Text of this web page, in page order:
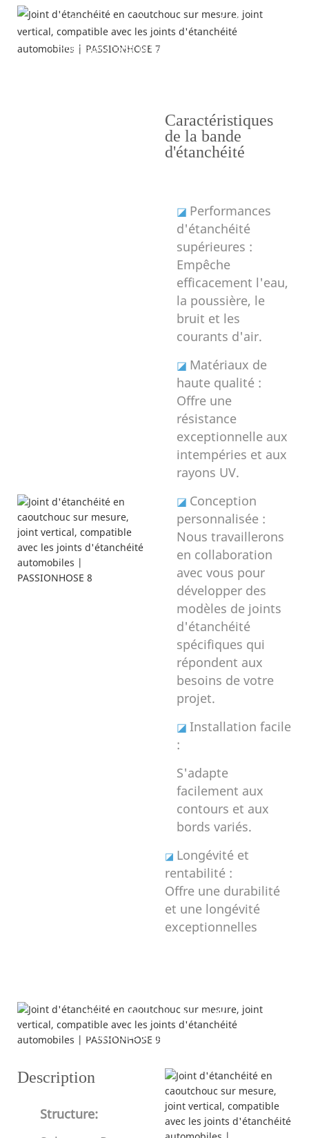
Caractéristiques du produit
---Pourquoi choisir la bande d'étanchéité ?---
Caractéristiques
de la bande
d'étanchéité
◪ Performances
d'étanchéité
supérieures :
Empêche
efficacement l'eau,
la poussière, le
bruit et les
courants d'air.
◪ Matériaux de
haute qualité :
Offre une
résistance
exceptionnelle aux
intempéries et aux
rayons UV.
◪ Conception
personnalisée :
Nous travaillerons
en collaboration
avec vous pour
développer des
modèles de joints
d'étanchéité
spécifiques qui
répondent aux
besoins de votre
projet.
◪ Installation facile
:
S'adapte
facilement aux
contours et aux
bords variés.
◪ Longévité et
rentabilité :
Offre une durabilité
et une longévité
exceptionnelles
Description du produit
---Structure et spécifications---
Description
Structure: